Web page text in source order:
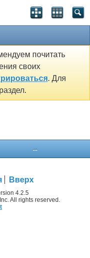
почитать
своих
. Для
...
Вверх
4.2.5
All rights reserved.